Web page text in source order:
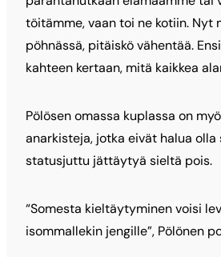
töitämme, vaan toi ne kotiin. Nyt
pöhnässä, pitäiskö vähentää.
kahteen kertaan, mitä kaikkea
Pölösen omassa kuplassa on
anarkisteja, jotka eivät halua olla
statusjuttu jättäytyä sieltä pois.
“Somesta kieltäytyminen voisi
isommallekin jengille”, Pölönen